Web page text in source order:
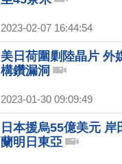
2023-02-07 16:44:54
美日荷圍剿陸晶片 外
構鑽漏洞
2023-01-30 09:09:49
日本援烏55億美元 岸
蘭明日東亞